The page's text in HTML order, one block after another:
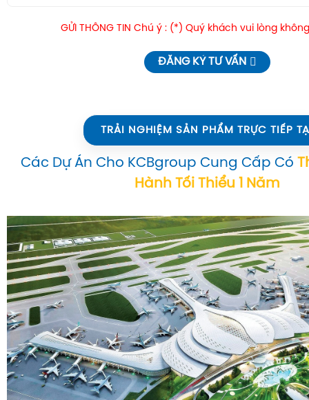
GỬI THÔNG TIN Chú ý : (*) Quý khách vui lòng
ĐĂNG KÝ TƯ VẤN
TRẢI NGHIỆM SẢN PHẨM TRỰC TIẾP
Các Dự Án Cho KCBgroup Cung Cấp Có
Hành Tối Thiểu 1 Năm